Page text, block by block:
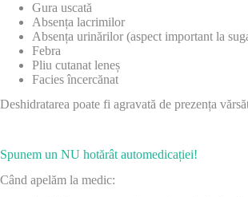
Gura uscată
Absența lacrimilor
Absența urinărilor (aspect important la
Febra
Pliu cutanat leneș
Facies încercănat
Deshidratarea poate fi agravată de prezența
Spunem un NU hotărât automedicației!
Când apelăm la medic: